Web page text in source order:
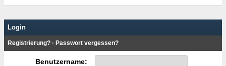
Login
Registrierung? · Passwort vergessen?
Benutzername: